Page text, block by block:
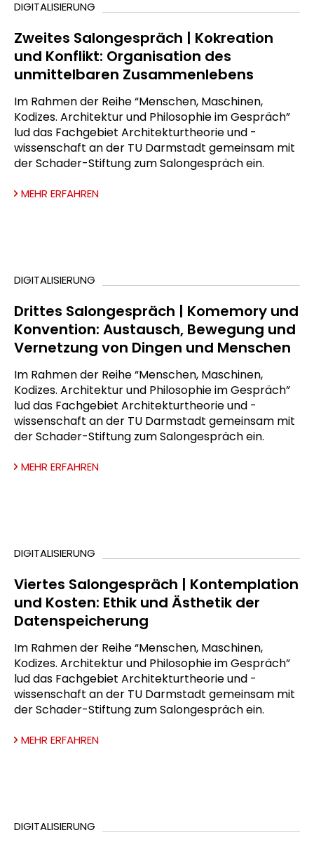
DIGITALISIERUNG
Zweites Salongespräch | Kokreation
und Konflikt: Organisation des
unmittelbaren Zusammenlebens
Im Rahmen der Reihe “Menschen, Maschinen,
Kodizes. Architektur und Philosophie im Gespräch”
lud das Fachgebiet Architekturtheorie und -
wissenschaft an der TU Darmstadt gemeinsam mit
der Schader-Stiftung zum Salongespräch ein.
MEHR ERFAHREN
DIGITALISIERUNG
Drittes Salongespräch | Komemory und
Konvention: Austausch, Bewegung und
Vernetzung von Dingen und Menschen
Im Rahmen der Reihe “Menschen, Maschinen,
Kodizes. Architektur und Philosophie im Gespräch”
lud das Fachgebiet Architekturtheorie und -
wissenschaft an der TU Darmstadt gemeinsam mit
der Schader-Stiftung zum Salongespräch ein.
MEHR ERFAHREN
DIGITALISIERUNG
Viertes Salongespräch | Kontemplation
und Kosten: Ethik und Ästhetik der
Datenspeicherung
Im Rahmen der Reihe “Menschen, Maschinen,
Kodizes. Architektur und Philosophie im Gespräch”
lud das Fachgebiet Architekturtheorie und -
wissenschaft an der TU Darmstadt gemeinsam mit
der Schader-Stiftung zum Salongespräch ein.
MEHR ERFAHREN
DIGITALISIERUNG